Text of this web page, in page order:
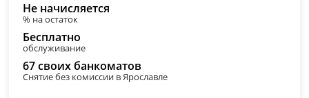
Не начисляется
% на остаток
Бесплатно
обслуживание
67 своих банкоматов
Снятие без комиссии в Ярославле